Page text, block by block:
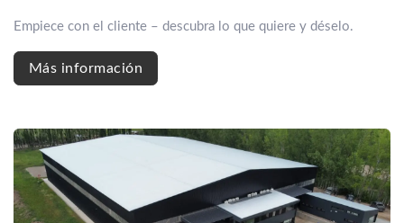
Empiece con el cliente – descubra lo que quiere y déselo.
Más información